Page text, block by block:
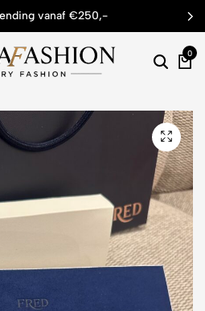
vanaf €250,-
0